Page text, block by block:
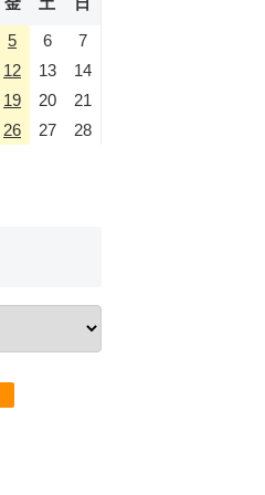
5 6
7
12 13
14
19 20
21
26 27 28